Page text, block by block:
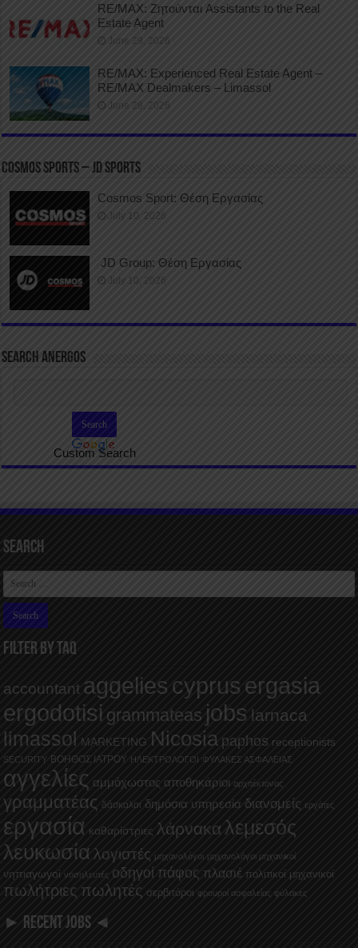
RE/MAX: Ζητούνται Assistants to the Real
Estate Agent
June 29, 2026
RE/MAX: Experienced Real Estate Agent –
RE/MAX Dealmakers – Limassol
June 29, 2026
COSMOS SPORTS – JD SPORTS
Cosmos Sport: Θέση Εργασίας
July 10, 2026
JD Group: Θέση Εργασίας
July 10, 2026
SEARCH ANERGOS
Custom Search
Search
FILTER BY TAQ
accountant aggelies cyprus ergasia
ergodotisi grammateas jobs larnaca
limassol MARKETING Nicosia paphos receptionists
SECURITY ΒΟΗΘΟΣ ΙΑΤΡΟΥ ΗΛΕΚΤΡΟΛΟΓΟΙ ΦΥΛΑΚΕΣ ΑΣΦΑΛΕΙΑΣ
αγγελίες αμμόχωστος αποθηκάριοι αρχιτέκτονας
γραμματέας δάσκαλοι δημόσια υπηρεσία διανομείς εργάτες
εργασία καθαρίστριες λάρνακα λεμεσός
λευκωσία λογιστές μηχανολόγοι μηχανολόγοι μηχανικοί
νηπιαγωγοί νοσηλευτές οδηγοί πάφος πλασιέ πολιτικοί μηχανικοί
πωλήτριες πωλητές σερβιτόροι φρουροί ασφαλείας φύλακες
► RECENT JOBS ◄